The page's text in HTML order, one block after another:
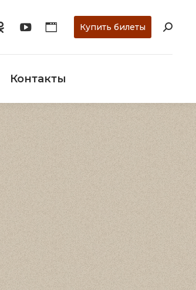
Купить билеты
Контакты
Научная работа Контакты